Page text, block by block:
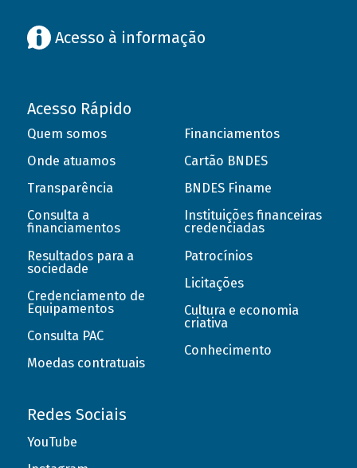
Acesso à informação
Acesso Rápido
Quem somos
Onde atuamos
Transparência
Consulta a
financiamentos
Resultados para a
sociedade
Credenciamento de
Equipamentos
Consulta PAC
Moedas contratuais
Financiamentos
Cartão BNDES
BNDES Finame
Instituições financeiras
credenciadas
Patrocínios
Licitações
Cultura e economia
criativa
Conhecimento
Redes Sociais
YouTube